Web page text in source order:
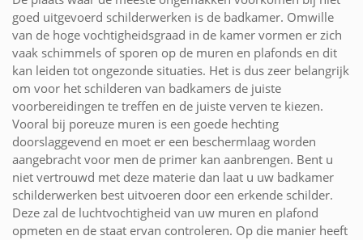
goed uitgevoerd schilderwerken is de badkamer. Omwille
van de hoge vochtigheidsgraad in de kamer vormen er zich
vaak schimmels of sporen op de muren en plafonds en dit
kan leiden tot ongezonde situaties. Het is dus zeer belangrijk
om voor het schilderen van badkamers de juiste
voorbereidingen te treffen en de juiste verven te kiezen.
Vooral bij poreuze muren is een goede hechting
doorslaggevend en moet er een beschermlaag worden
aangebracht voor men de primer kan aanbrengen. Bent u
niet vertrouwd met deze materie dan laat u uw badkamer
schilderwerken best uitvoeren door een erkende schilder.
Deze zal de luchtvochtigheid van uw muren en plafond
opmeten en de staat ervan controleren. Op die manier heeft